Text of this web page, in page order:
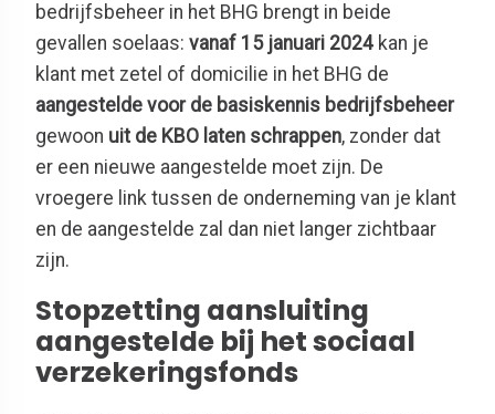
bedrijfsbeheer in het BHG brengt in beide
gevallen soelaas: vanaf 15 januari 2024 kan je
klant met zetel of domicilie in het BHG de
aangestelde voor de basiskennis bedrijfsbeheer
gewoon uit de KBO laten schrappen, zonder dat
er een nieuwe aangestelde moet zijn. De
vroegere link tussen de onderneming van je klant
en de aangestelde zal dan niet langer zichtbaar
zijn.
Stopzetting aansluiting
aangestelde bij het sociaal
verzekeringsfonds